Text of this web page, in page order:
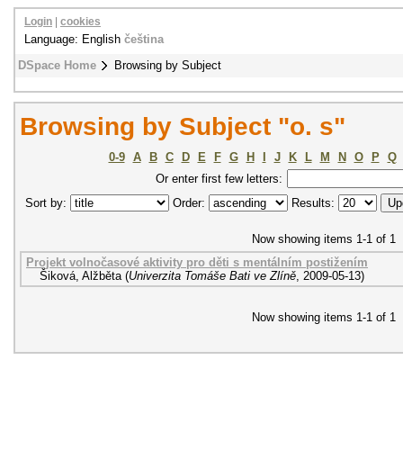
DSpace Home Browsing by Subject
Login cookies
Language: English čeština
Browsing by Subject "o. s"
0-9 A B C D E F G H J K L M N O P
Q
Or enter first few letters:
Sort by:
Order: Results:
Now showing items 1-1 of 1
Projekt volnočasové aktivity pro děti s mentálním postižením
Šiková, Alžběta (Univerzita Tomáše Bati ve Zlíně, 2009-05-13)
Now showing items 1-1 of 1